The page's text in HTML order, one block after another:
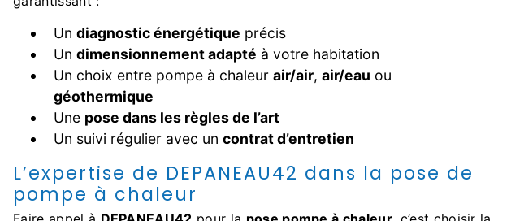
Un diagnostic énergétique précis
Un dimensionnement adapté à votre habitation
Un choix entre pompe à chaleur air/air, air/eau ou
géothermique
Une pose dans les règles de l’art
Un suivi régulier avec un contrat d’entretien
L’expertise de DEPANEAU42 dans la pose de
pompe à chaleur